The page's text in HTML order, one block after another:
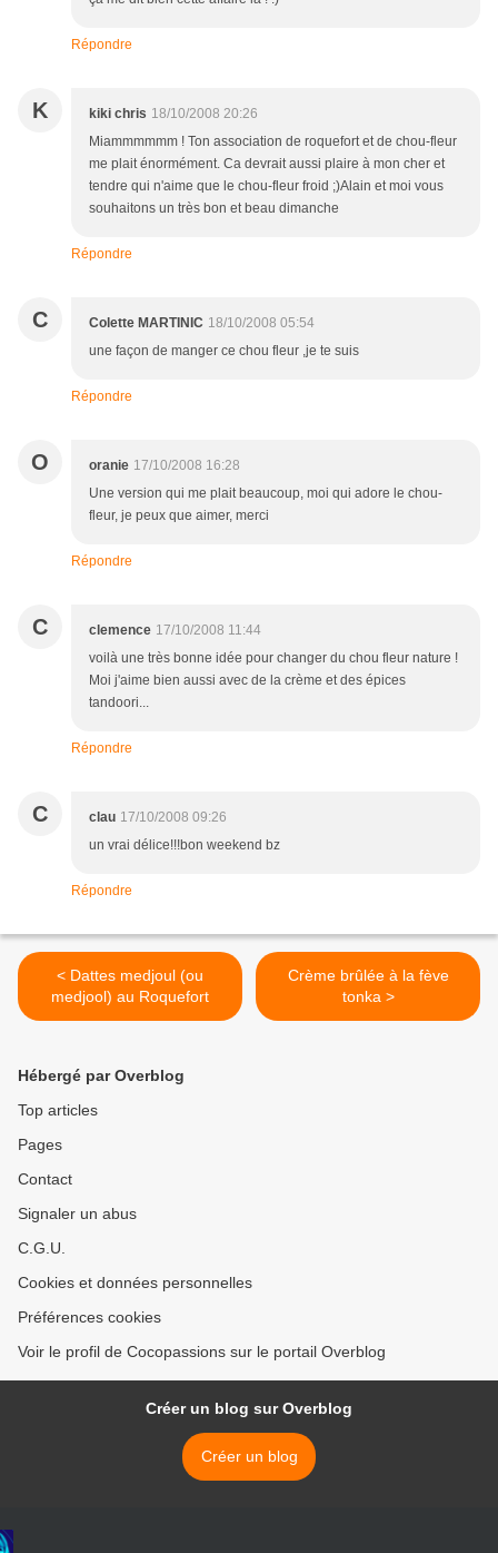
Répondre
K kiki chris 18/10/2008 20:26
Miammmmmm ! Ton association de roquefort et de chou-fleur
me plait énormément. Ca devrait aussi plaire à mon cher et
tendre qui n'aime que le chou-fleur froid ;)Alain et moi vous
souhaitons un très bon et beau dimanche
Répondre
C Colette MARTINIC 18/10/2008 05:54
une façon de manger ce chou fleur ,je te suis
Répondre
O oranie 17/10/2008 16:28
Une version qui me plait beaucoup, moi qui adore le chou-
fleur, je peux que aimer, merci
Répondre
C clemence 17/10/2008 11:44
voilà une très bonne idée pour changer du chou fleur nature !
Moi j'aime bien aussi avec de la crème et des épices
tandoori...
Répondre
C clau 17/10/2008 09:26
un vrai délice!!!bon weekend bz
Répondre
< Dattes medjoul (ou
medjool) au Roquefort
Crème brûlée à la fève
tonka >
Hébergé par Overblog
Top articles
Pages
Contact
Signaler un abus
C.G.U.
Cookies et données personnelles
Préférences cookies
Voir le profil de Cocopassions sur le portail Overblog
Créer un blog sur Overblog
Créer un blog